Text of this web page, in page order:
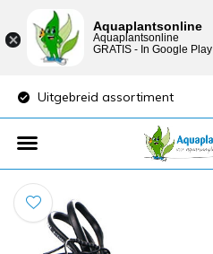
Uitgebreid assortiment
Aquaplantsonline
Aquaplantsonline
GRATIS - In Google Play